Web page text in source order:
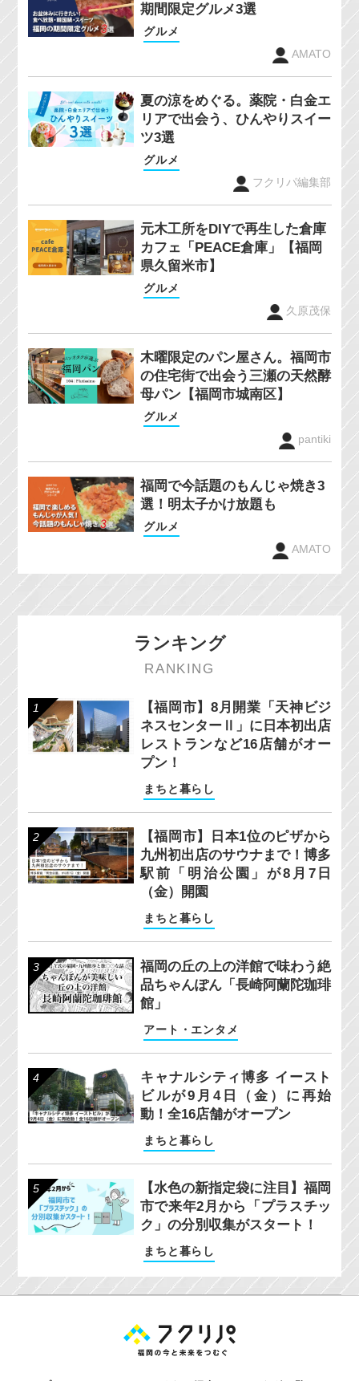
期間限定グルメ3選
グルメ
AMATO
夏の涼をめぐる。薬院・白金エ
リアで出会う、ひんやりスイー
ツ3選
グルメ
フクリパ編集部
元木工所をDIYで再生した倉庫
カフェ「PEACE倉庫」【福岡
県久留米市】
グルメ
久原茂保
木曜限定のパン屋さん。福岡市
の住宅街で出会う三瀬の天然酵
母パン【福岡市城南区】
グルメ
pantiki
福岡で今話題のもんじゃ焼き3
選！明太子かけ放題も
グルメ
AMATO
ランキング
RANKING
【福岡市】8月開業「天神ビジ
ネスセンターⅡ」に日本初出店
レストランなど16店舗がオー
プン！
まちと暮らし
【福岡市】日本1位のピザから
九州初出店のサウナまで！博多
駅前「明治公園」が8月7日
（金）開園
まちと暮らし
福岡の丘の上の洋館で味わう絶
品ちゃんぽん「長崎阿蘭陀珈琲
館」
アート・エンタメ
キャナルシティ博多 イースト
ビルが9月4日（金）に再始
動！全16店舗がオープン
まちと暮らし
【水色の新指定袋に注目】福岡
市で来年2月から「プラスチッ
ク」の分別収集がスタート！
まちと暮らし